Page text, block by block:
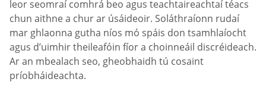
leor seomraí comhrá beo agus teachtaireachtaí téacs
chun aithne a chur ar úsáideoir. Soláthraíonn rudaí
mar ghlaonna gutha níos mó spáis don tsamhlaíocht
agus d’uimhir theileafóin fíor a choinneáil discréideach.
Ar an mbealach seo, gheobhaidh tú cosaint
príobháideachta.